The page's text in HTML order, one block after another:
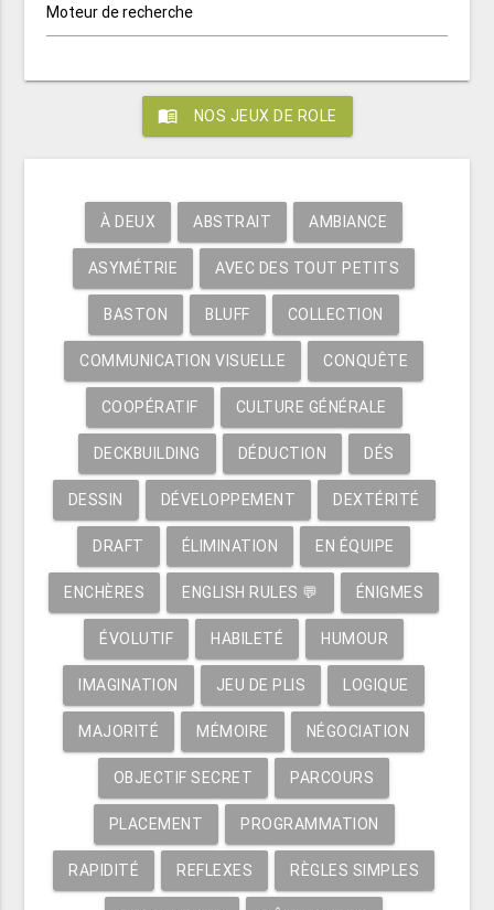
Moteur de recherche
menu_book NOS JEUX DE ROLE
À DEUX ABSTRAIT AMBIANCE
ASYMÉTRIE AVEC DES TOUT PETITS
BASTON BLUFF COLLECTION
COMMUNICATION VISUELLE CONQUÊTE
COOPÉRATIF CULTURE GÉNÉRALE
DECKBUILDING DÉDUCTION DÉS
DESSIN DÉVELOPPEMENT DEXTÉRITÉ
DRAFT ÉLIMINATION EN ÉQUIPE
ENCHÈRES ENGLISH RULES 💬 ÉNIGMES
ÉVOLUTIF HABILETÉ HUMOUR
IMAGINATION JEU DE PLIS LOGIQUE
MAJORITÉ MÉMOIRE NÉGOCIATION
OBJECTIF SECRET PARCOURS
PLACEMENT PROGRAMMATION
RAPIDITÉ REFLEXES RÈGLES SIMPLES